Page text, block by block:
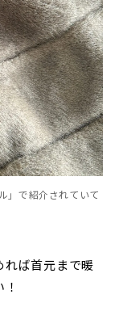
」で紹介されていて
れば首元まで暖